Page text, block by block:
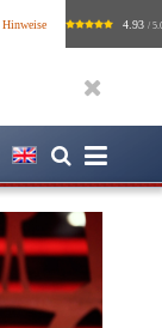
Hinweise 4.93 /